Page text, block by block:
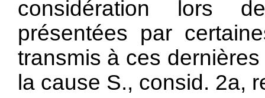
considération lors
présentées par
transmis à ces
la cause S., consid. 2a,